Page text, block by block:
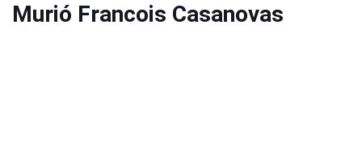
Murió Francois Casanovas